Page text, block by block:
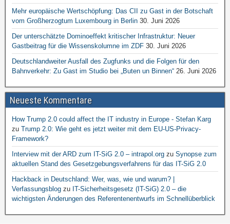
Mehr europäische Wertschöpfung: Das CII zu Gast in der Botschaft
vom Großherzogtum Luxembourg in Berlin 30. Juni 2026
Der unterschätzte Dominoeffekt kritischer Infrastruktur: Neuer
Gastbeitrag für die Wissenskolumne im ZDF 30. Juni 2026
Deutschlandweiter Ausfall des Zugfunks und die Folgen für den
Bahnverkehr: Zu Gast im Studio bei „Buten un Binnen“ 26. Juni 2026
Neueste Kommentare
How Trump 2.0 could affect the IT industry in Europe - Stefan Karg
zu Trump 2.0: Wie geht es jetzt weiter mit dem EU-US-Privacy-
Framework?
Interview mit der ARD zum IT-SiG 2.0 – intrapol.org zu Synopse zum
aktuellen Stand des Gesetzgebungsverfahrens für das IT-SiG 2.0
Hackback in Deutschland: Wer, was, wie und warum? |
Verfassungsblog zu IT-Sicherheitsgesetz (IT-SiG) 2.0 – die
wichtigsten Änderungen des Referentenentwurfs im Schnellüberblick